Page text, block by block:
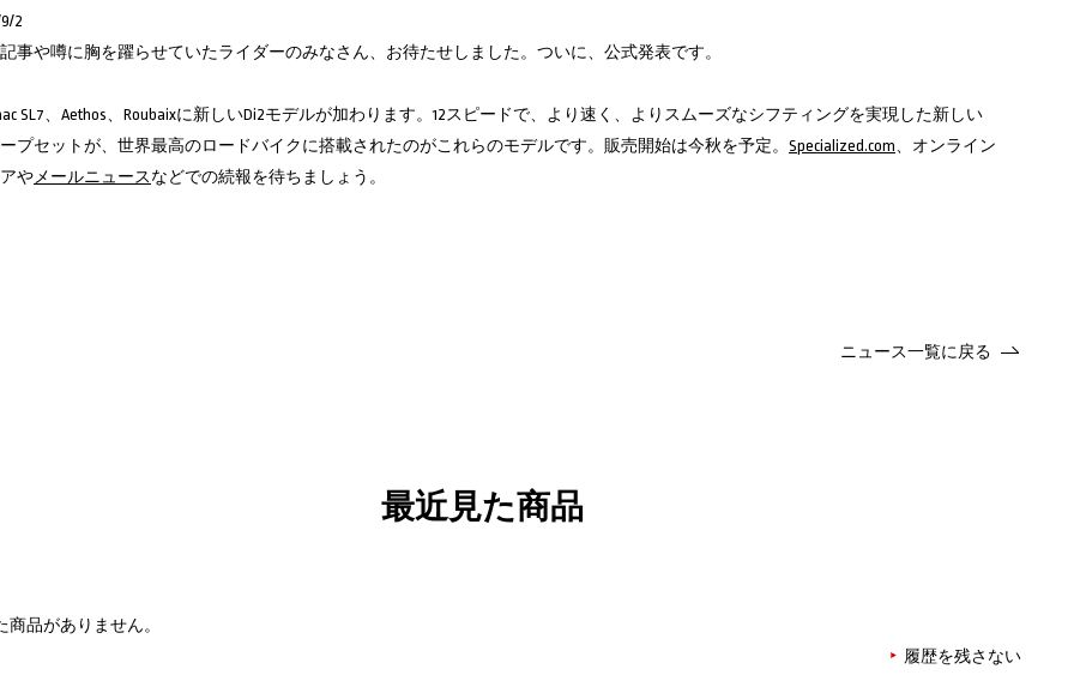
2
事や噂に胸を躍らせていたライダーのみなさん、お待たせしました。ついに、公式発表です。
SL7、Aethos、Roubaixに新しいDi2モデルが加わります。12スピードで、より速く、よりスムーズなシフティングを実現した新しい
プセットが、世界最高のロードバイクに搭載されたのがこれらのモデルです。販売開始は今秋を予定。 Specialized.com、オンライン
やメールニュース などでの続報を待ちましょう。
ニュース一覧に戻る
最近見た商品
商品がありません。
履歴を残さない